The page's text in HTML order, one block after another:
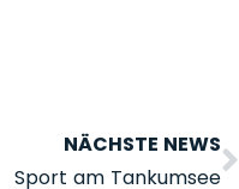
NÄCHSTE NEWS
Sport am Tankumsee